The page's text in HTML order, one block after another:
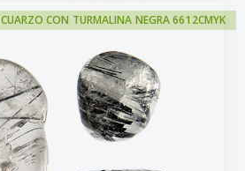
CUARZO CON TURMALINA NEGRA 6612CMYK